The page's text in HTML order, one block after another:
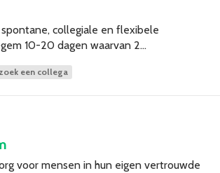
collegiale en flexibele
10-20 dagen waarvan 2…
een collega
voor mensen in hun eigen vertrouwde